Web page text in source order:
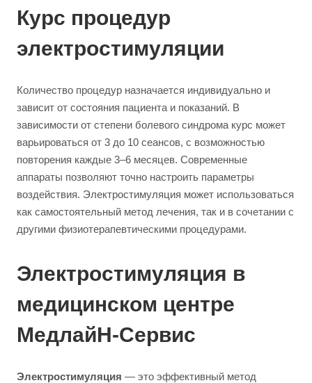
Курс процедур
электростимуляции
Количество процедур назначается индивидуально и
зависит от состояния пациента и показаний. В
зависимости от степени болевого синдрома курс может
варьироваться от 3 до 10 сеансов, с возможностью
повторения каждые 3–6 месяцев. Современные
аппараты позволяют точно настроить параметры
воздействия. Электростимуляция может использоваться
как самостоятельный метод лечения, так и в сочетании с
другими физиотерапевтическими процедурами.
Электростимуляция в
медицинском центре
МедлайН-Сервис
Электростимуляция — это эффективный метод